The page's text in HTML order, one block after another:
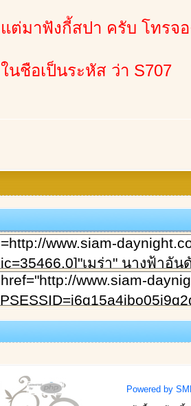
แต่มาฟังกี้สปา ครับ โทรจ
ในชือเป็นระหัส ว่า S707
Powered by